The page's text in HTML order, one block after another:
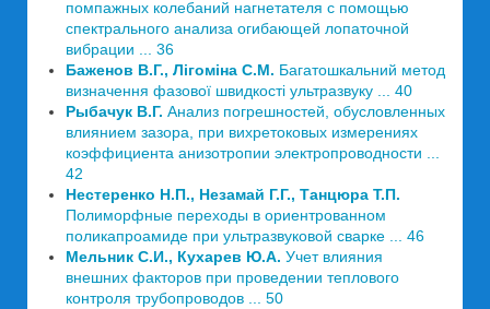
помпажных колебаний нагнетателя с помощью
спектрального анализа огибающей лопаточной
вибрации ... 36
Баженов В.Г., Лігоміна С.М. Багатошкальний метод
визначення фазової швидкості ультразвуку ... 40
Рыбачук В.Г. Анализ погрешностей, обусловленных
влиянием зазора, при вихретоковых измерениях
коэффициента анизотропии электропроводности ...
42
Нестеренко Н.П., Незамай Г.Г., Танцюра Т.П.
Полиморфные переходы в ориентрованном
поликапроамиде при ультразвуковой сварке ... 46
Мельник С.И., Кухарев Ю.А. Учет влияния
внешних факторов при проведении теплового
контроля трубопроводов ... 50